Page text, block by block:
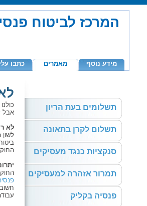
המרכז לביטוח
מידע נוסף מאמרים כתבו
תשלומים בעת הריון
תשלום לקרן בתאונה
סנקציות כנגד מעסיקים
תמרור אזהרה למעסיקים
פנסיה בקליק
אבל
לא
החוק קיים